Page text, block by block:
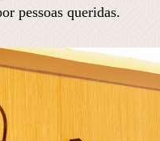
pessoas queridas.